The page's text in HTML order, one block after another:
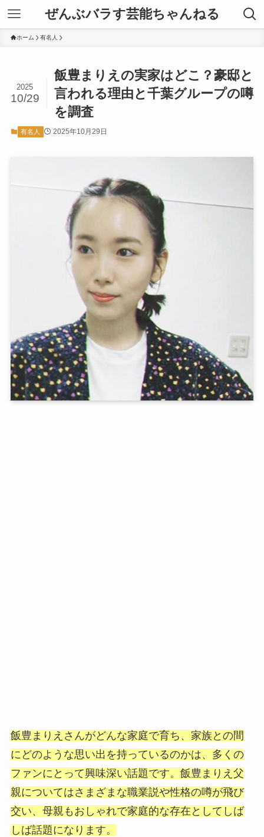
ぜんぶバラす芸能ちゃんねる
ホーム 有名人
飯豊まりえの実家はどこ？豪邸と
言われる理由と千葉グループの噂
を調査
2025
10/29
有名人 2025年10月29日
飯豊まりえさんがどんな家庭で育ち、家族との間
にどのような思い出を持っているのかは、多くの
ファンにとって興味深い話題です。飯豊まりえ父
親についてはさまざまな職業説や性格の噂が飛び
交い、母親もおしゃれで家庭的な存在としてしば
しば話題になります。